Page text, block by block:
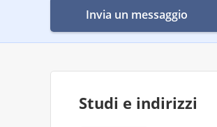
Invia un messaggio
Studi e indirizzi